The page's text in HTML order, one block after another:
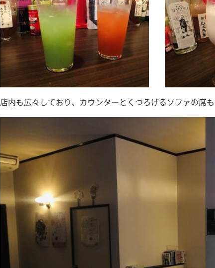
店内も広々しており、カウンターとくつろげるソファの席